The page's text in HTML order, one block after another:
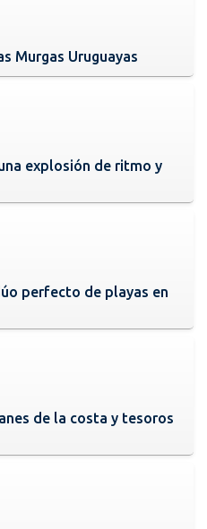
Murgas Uruguayas
explosión de ritmo y
perfecto de playas en
de la costa y tesoros